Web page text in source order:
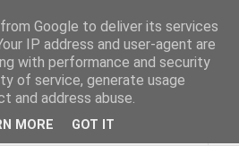
2459-5632
Google to deliver its services
IP address and user-agent are
with performance and security
of service, generate usage
and address abuse.
MORE GOT IT